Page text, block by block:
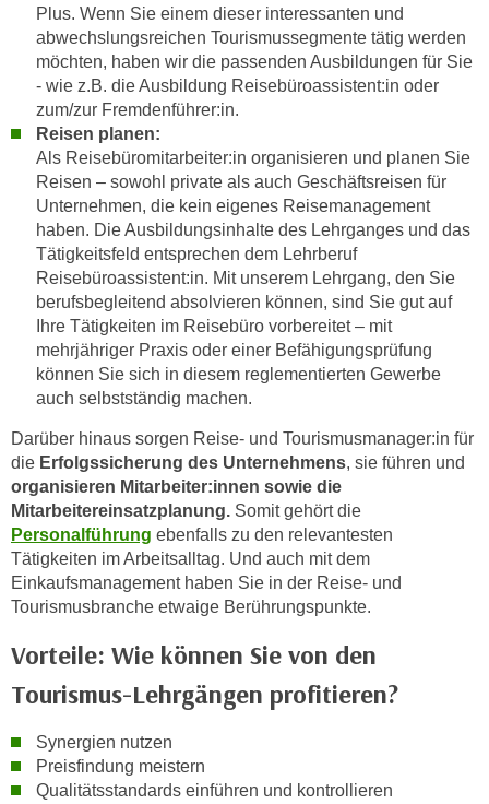
Plus. Wenn Sie einem dieser interessanten und
abwechslungsreichen Tourismussegmente tätig werden
möchten, haben wir die passenden Ausbildungen für Sie
- wie z.B. die Ausbildung Reisebüroassistent:in oder
zum/zur Fremdenführer:in.
Reisen planen:
Als Reisebüromitarbeiter:in organisieren und planen Sie
Reisen – sowohl private als auch Geschäftsreisen für
Unternehmen, die kein eigenes Reisemanagement
haben. Die Ausbildungsinhalte des Lehrganges und das
Tätigkeitsfeld entsprechen dem Lehrberuf
Reisebüroassistent:in. Mit unserem Lehrgang, den Sie
berufsbegleitend absolvieren können, sind Sie gut auf
Ihre Tätigkeiten im Reisebüro vorbereitet – mit
mehrjähriger Praxis oder einer Befähigungsprüfung
können Sie sich in diesem reglementierten Gewerbe
auch selbstständig machen.
Darüber hinaus sorgen Reise- und Tourismusmanager:in für
die Erfolgssicherung des Unternehmens, sie führen und
organisieren Mitarbeiter:innen sowie die
Mitarbeitereinsatzplanung. Somit gehört die
Personalführung ebenfalls zu den relevantesten
Tätigkeiten im Arbeitsalltag. Und auch mit dem
Einkaufsmanagement haben Sie in der Reise- und
Tourismusbranche etwaige Berührungspunkte.
Vorteile: Wie können Sie von den
Tourismus-Lehrgängen profitieren?
Synergien nutzen
Preisfindung meistern
Qualitätsstandards einführen und kontrollieren
i
e
a
u
f
A
l
z
e